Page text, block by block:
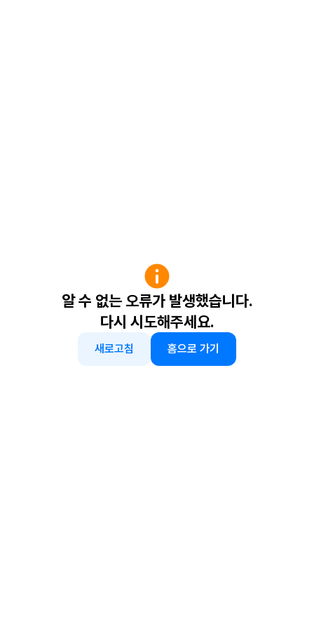
알 수 없는 오류가 발생했습니다.
다시 시도해주세요.
새로고침 홈으로 가기